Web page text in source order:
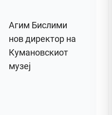
Агим Бислими
нов директор на
Кумановскиот
музеј